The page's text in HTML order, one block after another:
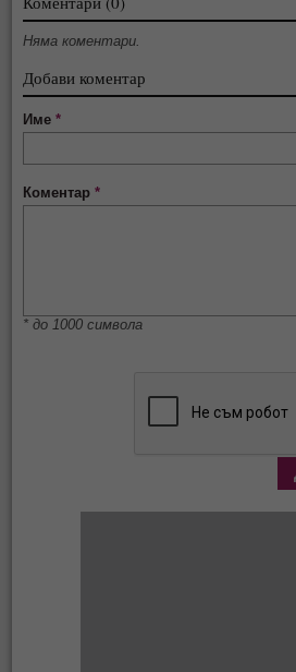
Няма коментари.
Добави коментар
Име*
Коментар*
* до 1000 символа